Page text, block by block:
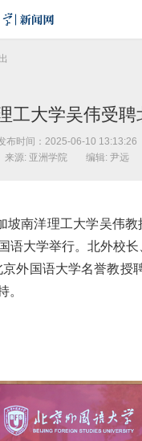
工大学吴伟受聘
布时间：2025-06-10 13:13:26
来源: 亚洲学院
编辑: 尹远
坡南洋理工大学吴伟
语大学举行。北外校
外国语大学名誉教授
。